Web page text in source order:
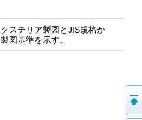
ステリア製図とJIS規格か
図基準を示す。